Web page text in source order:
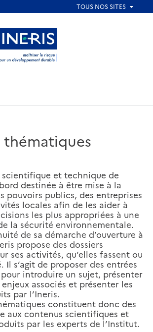
Aller au menu
thématiques
et technique de
destinée à être mise à la
pouvoirs publics, des entreprises
locales afin de les aider à
les plus appropriées à une
la sécurité environnementale.
de sa démarche d’ouverture à
propose des dossiers
ses activités, qu’elles fassent ou
Il s’agit de proposer des entrées
introduire un sujet, présenter
associés et présenter les
par l’Ineris.
constituent donc des
aux contenus scientifiques et
par les experts de l’Institut.